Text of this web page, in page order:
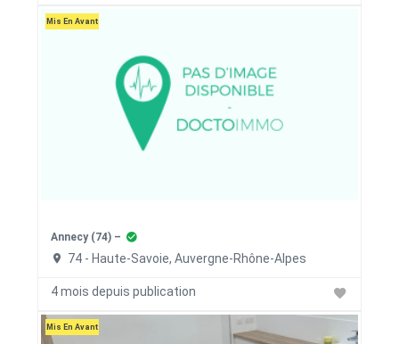
Mis En Avant
Annecy (74) –
74 - Haute-Savoie, Auvergne-Rhône-Alpes
4 mois depuis publication
Mis En Avant